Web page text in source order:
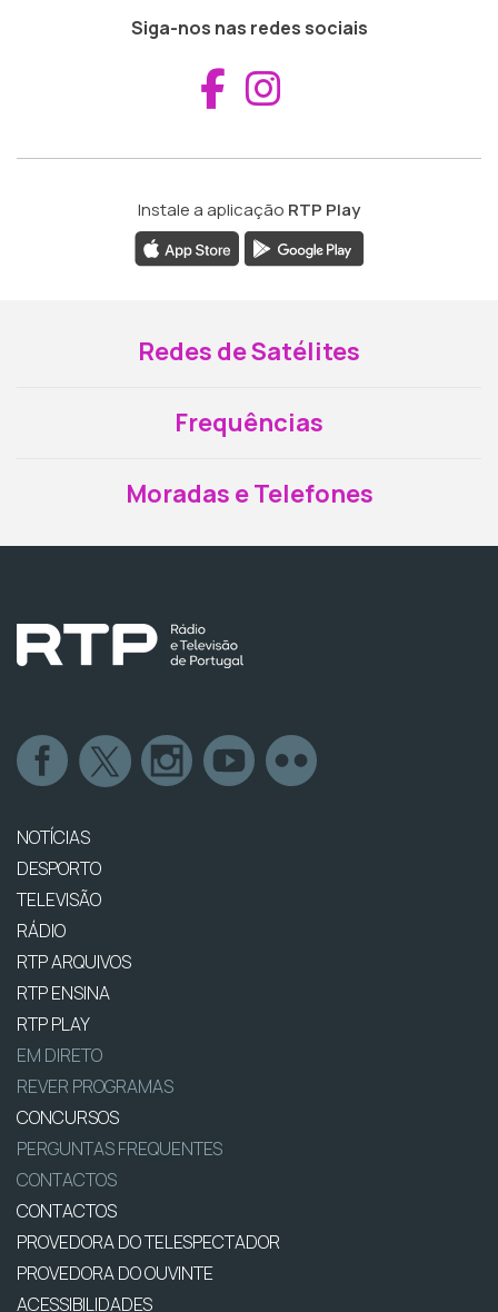
Siga-nos nas redes sociais
Aceder ao
Instale a aplicação RTP Play
Redes de Satélites
Frequências
Moradas e Telefones
NOTÍCIAS
DESPORTO
TELEVISÃO
RÁDIO
RTP ARQUIVOS
RTP ENSINA
RTP PLAY
EM DIRETO
REVER PROGRAMAS
CONCURSOS
PERGUNTAS FREQUENTES
CONTACTOS
CONTACTOS
PROVEDORA DO TELESPECTADOR
PROVEDORA DO OUVINTE
ACESSIBILIDADES